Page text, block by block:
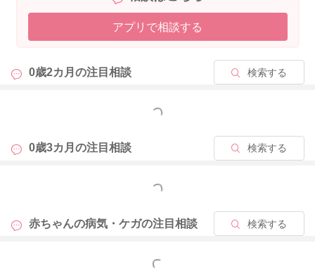
アプリで相談する
0歳2カ月の注目相談 検索する
もっと見る
0歳3カ月の注目相談 検索する
もっと見る
赤ちゃんの病気・ケガの注目相談 検索する
もっと見る